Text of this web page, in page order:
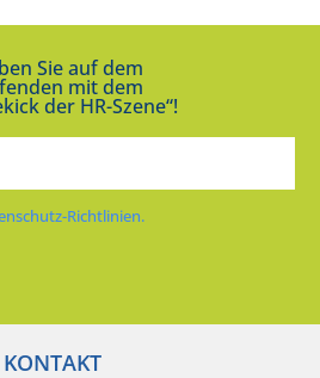
Sie auf dem
mit dem
der HR-Szene“!
Richtlinien.
KONTAKT